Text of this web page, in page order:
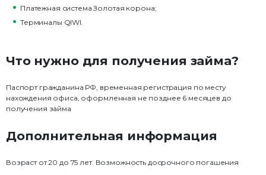
Платежная система Золотая корона;
Терминалы QIWI.
Что нужно для получения займа?
Паспорт гражданина РФ, временная регистрация по месту
нахождения офиса, оформленная не позднее 6 месяцев до
получения займа
Дополнительная информация
Возраст от 20 до 75 лет. Возможность досрочного погашения